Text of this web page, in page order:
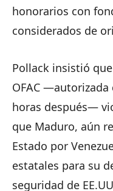
honorarios con
considerados de
Pollack insistió
OFAC —autorizada
horas después—
que Maduro, aún
Estado por
estatales para su
seguridad de EE.UU